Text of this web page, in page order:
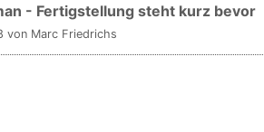
- Fertigstellung steht kurz bevor
von Marc Friedrichs